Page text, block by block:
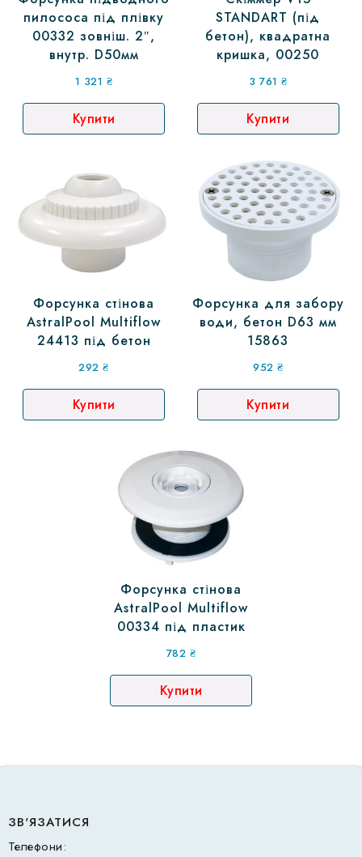
пилососа під плівку
00332 зовніш. 2″,
внутр. D50мм
1 321 ₴
Купити
STANDART (під
бетон), квадратна
кришка, 00250
3 761₴
Купити
Форсунка стінова
AstralPool Multiflow
24413 під бетон
292₴
Купити
Форсунка для забору
води, бетон D63 мм
15863
952₴
Купити
Форсунка стінова
AstralPool Multiflow
00334 під пластик
782 ₴
Купити
ЗВ'ЯЗАТИСЯ
Телефони: